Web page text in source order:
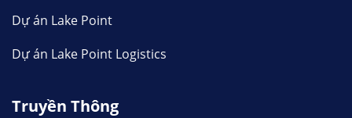
Dự án Lake Point
Dự án Lake Point Logistics
Truyền Thông